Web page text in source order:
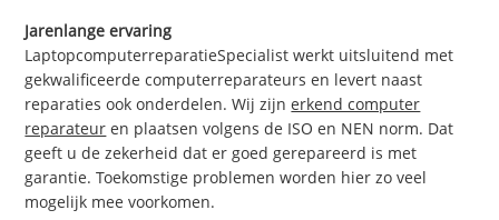
Jarenlange ervaring
LaptopcomputerreparatieSpecialist werkt uitsluitend met
gekwalificeerde computerreparateurs en levert naast
reparaties ook onderdelen. Wij zijnerkend computer
reparateur en plaatsen volgens de ISO en NEN norm. Dat
geeft u de zekerheid dat er goed gerepareerd is met
garantie. Toekomstige problemen worden hier zo veel
mogelijk mee voorkomen.